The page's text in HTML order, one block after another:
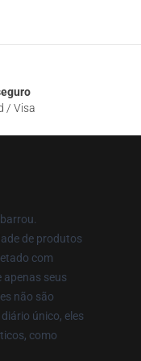
/ Visa
de produtos
com
apenas seus
não são
único, eles
como